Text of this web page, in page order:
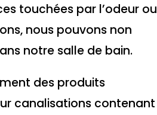
touchées par l’odeur ou
nous pouvons non
notre salle de bain.
des produits
canalisations contenant